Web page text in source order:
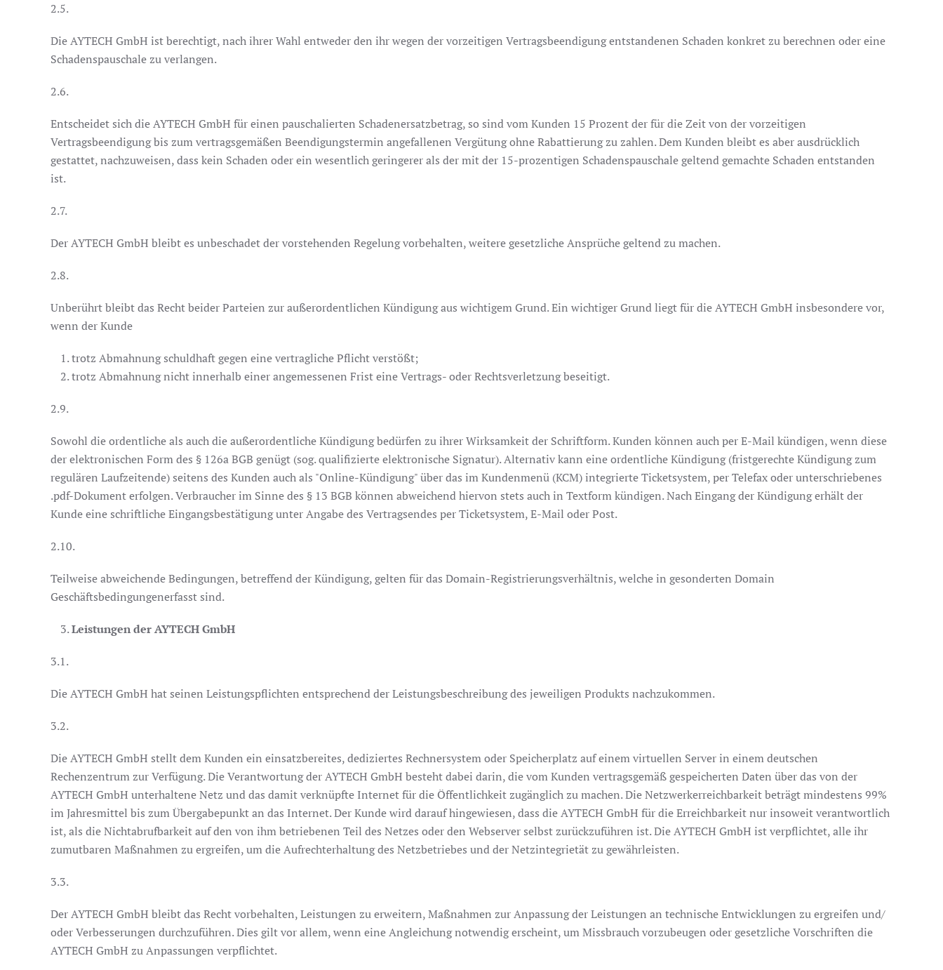
2.5.
Die AYTECH GmbH ist berechtigt, nach ihrer Wahl entweder den ihr wegen der vorzeitigen Vertragsbeendigung entstandenen Schaden konkret zu berechnen oder eine
Schadenspauschale zu verlangen.
2.6.
Entscheidet sich die AYTECH GmbH für einen pauschalierten Schadenersatzbetrag, so sind vom Kunden 15 Prozent der für die Zeit von der vorzeitigen
Vertragsbeendigung bis zum vertragsgemäßen Beendigungstermin angefallenen Vergütung ohne Rabattierung zu zahlen. Dem Kunden bleibt es aber ausdrücklich
gestattet, nachzuweisen, dass kein Schaden oder ein wesentlich geringerer als der mit der 15-prozentigen Schadenspauschale geltend gemachte Schaden entstanden
ist.
2.7.
Der AYTECH GmbH bleibt es unbeschadet der vorstehenden Regelung vorbehalten, weitere gesetzliche Ansprüche geltend zu machen.
2.8.
Unberührt bleibt das Recht beider Parteien zur außerordentlichen Kündigung aus wichtigem Grund. Ein wichtiger Grund liegt für die AYTECH GmbH insbesondere vor,
wenn der Kunde
trotz Abmahnung schuldhaft gegen eine vertragliche Pflicht verstößt;
trotz Abmahnung nicht innerhalb einer angemessenen Frist eine Vertrags- oder Rechtsverletzung beseitigt.
2.9.
Sowohl die ordentliche als auch die außerordentliche Kündigung bedürfen zu ihrer Wirksamkeit der Schriftform. Kunden können auch per E-Mail kündigen, wenn diese
der elektronischen Form des § 126a BGB genügt (sog. qualifizierte elektronische Signatur). Alternativ kann eine ordentliche Kündigung (fristgerechte Kündigung zum
regulären Laufzeitende) seitens des Kunden auch als "Online-Kündigung" über das im Kundenmenü (KCM) integrierte Ticketsystem, per Telefax oder unterschriebenes
.pdf-Dokument erfolgen. Verbraucher im Sinne des § 13 BGB können abweichend hiervon stets auch in Textform kündigen. Nach Eingang der Kündigung erhält der
Kunde eine schriftliche Eingangsbestätigung unter Angabe des Vertragsendes per Ticketsystem, E-Mail oder Post.
2.10.
Teilweise abweichende Bedingungen, betreffend der Kündigung, gelten für das Domain-Registrierungsverhältnis, welche in gesonderten Domain
Geschäftsbedingungenerfasst sind.
Leistungen der AYTECH GmbH
3.1.
Die AYTECH GmbH hat seinen Leistungspflichten entsprechend der Leistungsbeschreibung des jeweiligen Produkts nachzukommen.
3.2.
Die AYTECH GmbH stellt dem Kunden ein einsatzbereites, dediziertes Rechnersystem oder Speicherplatz auf einem virtuellen Server in einem deutschen
Rechenzentrum zur Verfügung. Die Verantwortung der AYTECH GmbH besteht dabei darin, die vom Kunden vertragsgemäß gespeicherten Daten über das von der
AYTECH GmbH unterhaltene Netz und das damit verknüpfte Internet für die Öffentlichkeit zugänglich zu machen. Die Netzwerkerreichbarkeit beträgt mindestens 99%
im Jahresmittel bis zum Übergabepunkt an das Internet. Der Kunde wird darauf hingewiesen, dass die AYTECH GmbH für die Erreichbarkeit nur insoweit verantwortlich
ist, als die Nichtabrufbarkeit auf den von ihm betriebenen Teil des Netzes oder den Webserver selbst zurückzuführen ist. Die AYTECH GmbH ist verpflichtet, alle ihr
zumutbaren Maßnahmen zu ergreifen, um die Aufrechterhaltung des Netzbetriebes und der Netzintegrietät zu gewährleisten.
3.3.
Der AYTECH GmbH bleibt das Recht vorbehalten, Leistungen zu erweitern, Maßnahmen zur Anpassung der Leistungen an technische Entwicklungen zu ergreifen und/
oder Verbesserungen durchzuführen. Dies gilt vor allem, wenn eine Angleichung notwendig erscheint, um Missbrauch vorzubeugen oder gesetzliche Vorschriften die
AYTECH GmbH zu Anpassungen verpflichtet.